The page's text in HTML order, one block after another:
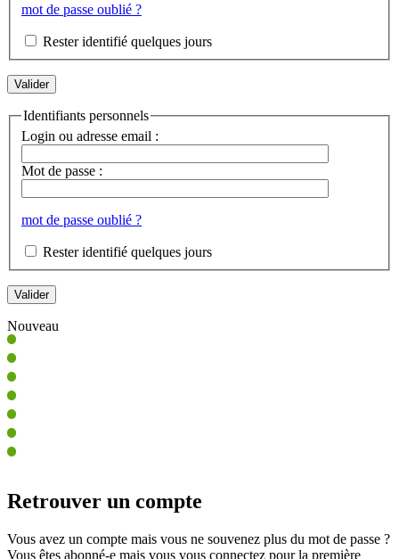
mot de passe oublié ?
Rester identifié quelques jours
Identifiants personnels
Login ou adresse email :
Mot de passe :
mot de passe oublié ?
Rester identifié quelques jours
Nouveau
Retrouver un compte
Vous avez un compte mais vous ne souvenez plus du mot de passe ?
Vous êtes abonné-e mais vous vous connectez pour la première